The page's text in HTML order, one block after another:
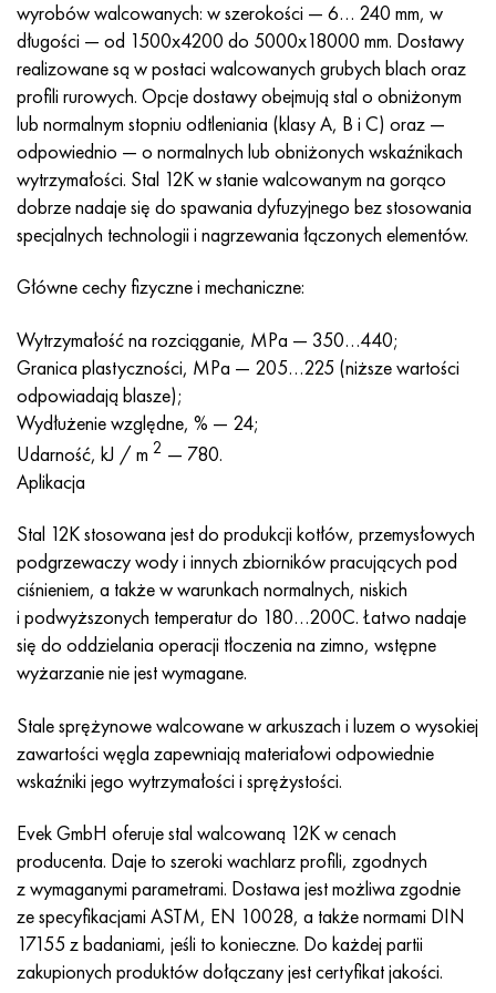
wyrobów walcowanych: w szerokości — 6… 240 mm, w
długości — od 1500x4200 do 5000x18000 mm. Dostawy
realizowane są w postaci walcowanych grubych blach oraz
profili rurowych. Opcje dostawy obejmują stal o obniżonym
lub normalnym stopniu odtleniania (klasy A, B i C) oraz —
odpowiednio — o normalnych lub obniżonych wskaźnikach
wytrzymałości. Stal 12K w stanie walcowanym na gorąco
dobrze nadaje się do spawania dyfuzyjnego bez stosowania
specjalnych technologii i nagrzewania łączonych elementów.
Główne cechy fizyczne i mechaniczne:
Wytrzymałość na rozciąganie, MPa — 350…440;
Granica plastyczności, MPa — 205…225 (niższe wartości
odpowiadają blasze);
Wydłużenie względne, % — 24;
Udarność, kJ / m 2 — 780.
Aplikacja
Stal 12K stosowana jest do produkcji kotłów, przemysłowych
podgrzewaczy wody i innych zbiorników pracujących pod
ciśnieniem, a także w warunkach normalnych, niskich
i podwyższonych temperatur do 180…200C. Łatwo nadaje
się do oddzielania operacji tłoczenia na zimno, wstępne
wyżarzanie nie jest wymagane.
Stale sprężynowe walcowane w arkuszach i luzem o wysokiej
zawartości węgla zapewniają materiałowi odpowiednie
wskaźniki jego wytrzymałości i sprężystości.
Evek GmbH oferuje stal walcowaną 12K w cenach
producenta. Daje to szeroki wachlarz profili, zgodnych
z wymaganymi parametrami. Dostawa jest możliwa zgodnie
ze specyfikacjami ASTM, EN 10028, a także normami DIN
17155 z badaniami, jeśli to konieczne. Do każdej partii
zakupionych produktów dołączany jest certyfikat jakości.
Incotherm
Incotest
Jette M152
Kobalt 6B
marowanie 250
Rene 41
Marażowanie 300
Marażowanie 350
MP35N
Multimet n155
Nikrofer 5923 HMO
Nicrofer 6030
Nitronik 40
Nitronik 50
Nitronika 60
Nitronik 75
Nimonic 80a
47nd
47НХР
49KF
49K2F, 49K2FA-VI
Stop 50N
Stop 50NP
50NHS
Stop 52N
52K12F
68NKhVKTYu
79NM, Magnifer 7904
80 mil morskich
80NMV-VI
80NHS
81HMA
Rodzaje stopów precyzyjnych
Bimetale termostatyczne
HN62VMYUT
HN62MVKYU
HN63MB
XN65VM
HN65VMTYU
KhN67MVTYu
KhN68VKTYU
KhN68VMTYUK-vd
HN70VMTYU
XN70YU
HN75MBTYu
XN75TBYu
XN77TYu
XN77TYUR
ХН78Т
HN80TBY
N65M, EP982
WT-35
PT-1M
PT-3V
PT-7M
2B
SPT-2 sv
AT3
3M
TL3
TL5
NA 6
TS-6
14 tytan
SP-17
40 tytanu
1.4466 - AISI 310MoLn
Stop Al6xn
15-7Ph® - 1.4532
PH 13-8 Mo - 1,4534
1.4542 - 17-4Ph®
Custom 455® - 1.4543 - uns 45500
1.4545 - 15-5Ph®
1.4548 - 17-4Ph®
1.4550 - AISI 347
1.4570-aisi303Cu
1.4574 - Stop PH 15-7 Mo®
1.4580 - AISI 316Cb
1.4597 - AISI 204Cu
Stop 28 - 1.4563
Stop 31 - 1.4562
Stop 254smo® - 1.4547
Stop 926 - 1.4529
10X17H13M3T
10X18N18Yu4D
11X11N2V2MF
12X18H9T
13H11N2V2MF
15x11mf
15х12vnmf
15Х12Н2MVFAB
15X16K5N2MVFAB
18X11MNFB
18X12VMBFR
20X12VNMF
20Х3MFW
21NKMT
37X12N8G8MFB
40X10X2M
40Х9С2
2,0872, CuNi10Fe1Mn, Cw352h
Silikonowy brąz aluminiowy
CW301G, C64200
brąz krzemowy
C65500, CuAl11Fe3
C65620, CuSi3Fe2Zn3
C65100, CuSi1,5
Brąz cynowo-ołowiowy
c92200, CuSn6Zn4Pb2
Czerwony mosiądz
C84400, CuSn2ZnPb
C83600, CuSn5ZnPb
45G2, 45g2, AISI 1144
Stal konstrukcyjna stopowa
10g2, 10g2, AISI 1513
12X2H4A, 15NiCr13, 1.5752
AC14, 11SMnPb30
20G, 20min5
20XH3A, AISI 4320, 20hn3a
20HM, 24CrMo5, 20hm
25KhGM, 20CrMo5, 1.7264
30hg, 30hg
30hgsa, 30hgsa
30hgsn2a, 30hgsna
30xn2ma, 30CrNiMo8
30хн3а, 31nicr14
34khn3ma, 36NiCrMo16, 35NiCrMo16
35hg, 35hg
35hgsa, 35hgsa
Р6М5, 1.3343, hs6-5-2, sw7m
Р6М5К5, 1.3243, hs6-5-2-5
R6M5F3, 1.3344, hs6-5-3
Р9М4К8,1.3207
R12F3, 1.3318, sw12
P18, 1.3355, hs18-0-1, sw18
Stal węglowa
У10,1.1645, C105W1
11G12, 110G13L, X120Mn12